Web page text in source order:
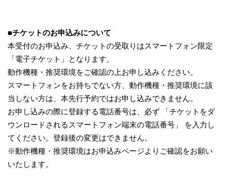
■チケットのお申込みについて
本受付のお申込み、チケットの受取りはスマートフォン限定
「電子チケット」となります。
動作機種・推奨環境をご確認の上お申し込みください。
スマートフォンをお持ちでない方、動作機種・推奨環境に該
当しない方は、本先行予約ではお申し込みできません。
お申し込みの際に登録する電話番号は、必ず 「チケットをダ
ウンロードされるスマートフォン端末の電話番号」 を入力し
てください。登録後の変更はできません。
※動作機種・推奨環境はお申込みページよりご確認をお願い
いたします。